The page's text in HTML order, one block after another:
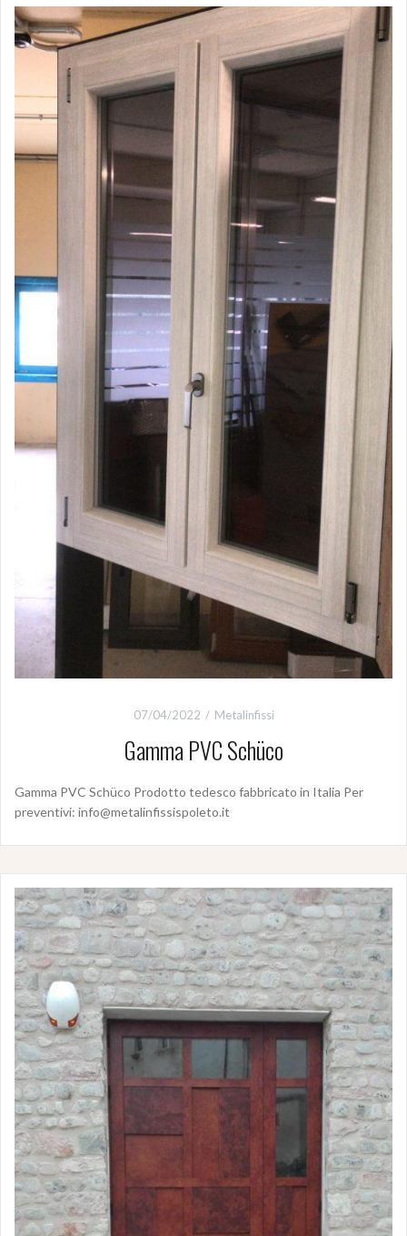
07/04/2022 Metalinfissi
Gamma PVC Schüco
Gamma PVC Schüco Prodotto tedesco fabbricato in Italia Per
preventivi: info@metalinfissispoleto.it